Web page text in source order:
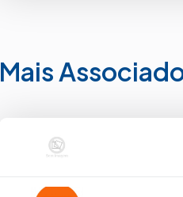
Mais